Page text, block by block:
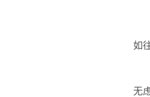
如
无